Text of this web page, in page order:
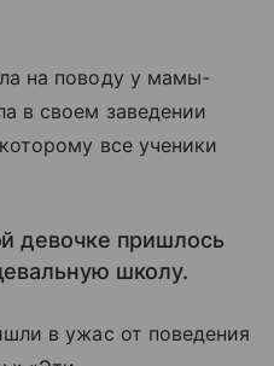
на поводу у мамы-
в своем заведении
все ученики
девочке пришлось
школу.
в ужас от поведения